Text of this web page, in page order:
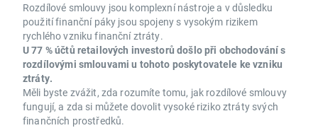
Rozdílové smlouvy jsou komplexní nástroje a v důsledku
použití finanční páky jsou spojeny s vysokým rizikem
rychlého vzniku finanční ztráty.
U 77 % účtů retailových investorů došlo při obchodování s
rozdílovými smlouvami u tohoto poskytovatele ke vzniku
ztráty.
Měli byste zvážit, zda rozumíte tomu, jak rozdílové smlouvy
fungují, a zda si můžete dovolit vysoké riziko ztráty svých
finančních prostředků.